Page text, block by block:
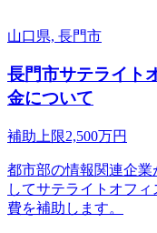
山口県, 長門市
長門市サテライト
金について
補助上限2,500万円
都市部の情報関連企
してサテライトオフ
費を補助します。